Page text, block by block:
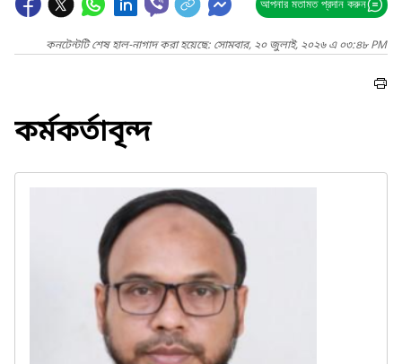
আপনার মতামত প্রদান করুন
কনটেন্টটি শেষ হাল-নাগাদ করা হয়েছে: সোমবার, ২০ জুলাই, ২০২৬ এ ০৩:৪৮ PM
কর্মকর্তাবৃন্দ